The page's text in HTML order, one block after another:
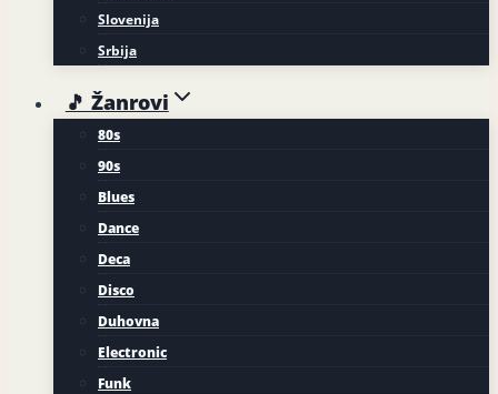
Slovenija
Srbija
🎵 Žanrovi
80s
90s
Blues
Dance
Deca
Disco
Duhovna
Electronic
Funk